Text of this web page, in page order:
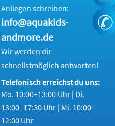
Anliegen schreiben:
info@aquakids-
andmore.de
Wir werden dir
schnellstmöglich antworten!
Telefonisch erreichst du uns:
Mo. 10:00–13:00 Uhr | Di.
13:00–17:30 Uhr | Mi. 10:00–
12:00 Uhr